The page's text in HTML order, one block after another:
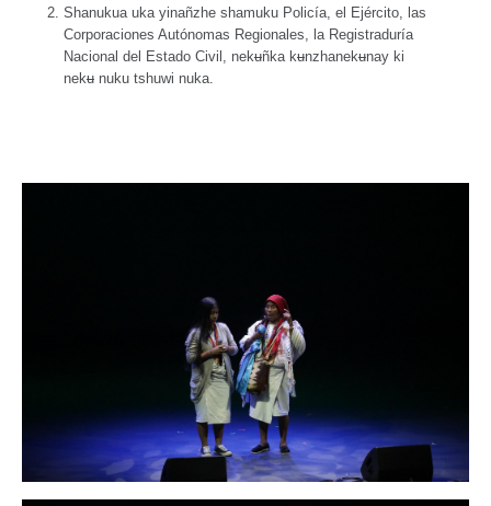
Shanukua uka yinañzhe shamuku Policía, el Ejército, las
Corporaciones Autónomas Regionales, la Registraduría
Nacional del Estado Civil, nekuñka kunzhanekunay ki
nekunuku tshuwi nuka.